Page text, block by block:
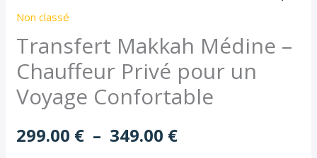
Non classé
Transfert Makkah Médine –
Chauffeur Privé pour un
Voyage Confortable
299.00 € – 349.00 €
prix :
299.00 €
à
Transfert
Makkah
Médine
-
Chauffeur
pour